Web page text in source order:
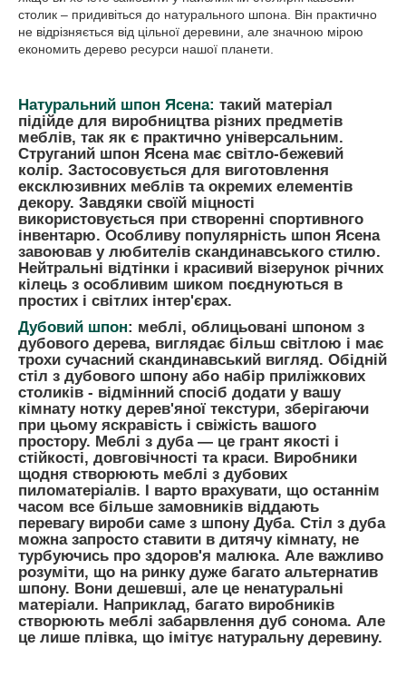
Дубовий шпон: меблі, облицьовані шпоном з
дубового дерева, виглядає більш світлою і має
трохи сучасний скандинавський вигляд. Обідній
стіл з дубового шпону або набір приліжкових
столиків - відмінний спосіб додати у вашу
кімнату нотку дерев'яної текстури, зберігаючи
при цьому яскравість і свіжість вашого
простору. Меблі з дуба — це грант якості і
стійкості, довговічності та краси. Виробники
щодня створюють меблі з дубових
пиломатеріалів. І варто врахувати, що останнім
часом все більше замовників віддають
перевагу вироби саме з шпону Дуба. Стіл з дуба
можна запросто ставити в дитячу кімнату, не
турбуючись про здоров'я малюка. Але важливо
розуміти, що на ринку дуже багато альтернатив
шпону. Вони дешевші, але це ненатуральні
матеріали. Наприклад, багато виробників
створюють меблі забарвлення дуб сонома. Але
це лише плівка, що імітує натуральну деревину.
Натуральний шпон Ясена: такий матеріал
підійде для виробництва різних предметів
меблів, так як є практично універсальним.
Струганий шпон Ясена має світло-бежевий
колір. Застосовується для виготовлення
ексклюзивних меблів та окремих елементів
декору. Завдяки своїй міцності
використовується при створенні спортивного
інвентарю. Особливу популярність шпон Ясена
завоював у любителів скандинавського стилю.
Нейтральні відтінки і красивий візерунок річних
кілець з особливим шиком поєднуються в
простих і світлих інтер'єрах.
столик – придивіться до натурального шпона. Він практично
не відрізняється від цільної деревини, але значною мірою
економить дерево ресурси нашої планети.